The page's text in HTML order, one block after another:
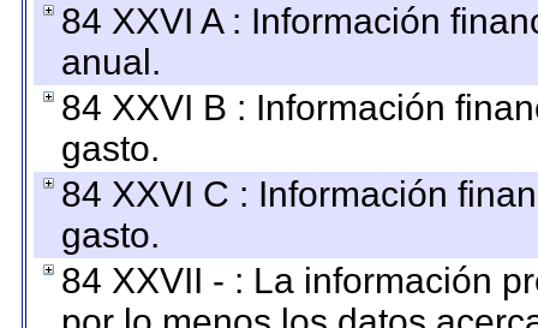
84 XXVI A : Información
anual.
84 XXVI B : Información
gasto.
84 XXVI C : Información
gasto.
84 XXVII - : La información